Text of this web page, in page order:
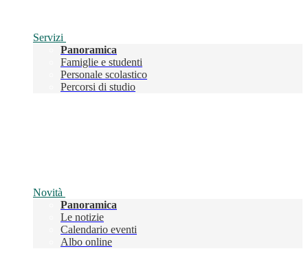
Servizi
Panoramica
Famiglie e studenti
Personale scolastico
Percorsi di studio
Novità
Panoramica
Le notizie
Calendario eventi
Albo online